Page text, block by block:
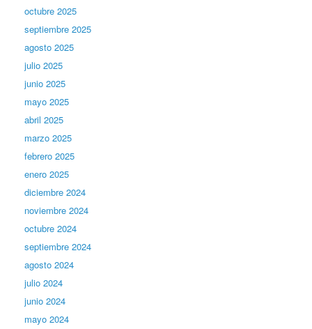
octubre 2025
septiembre 2025
agosto 2025
julio 2025
junio 2025
mayo 2025
abril 2025
marzo 2025
febrero 2025
enero 2025
diciembre 2024
noviembre 2024
octubre 2024
septiembre 2024
agosto 2024
julio 2024
junio 2024
mayo 2024